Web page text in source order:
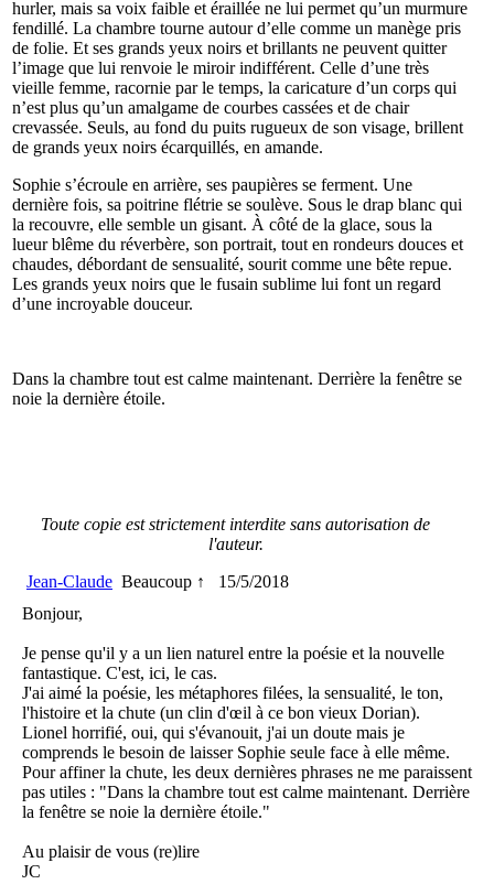
hurler, mais sa voix faible et éraillée ne lui permet qu’un murmure
fendillé. La chambre tourne autour d’elle comme un manège pris
de folie. Et ses grands yeux noirs et brillants ne peuvent quitter
l’image que lui renvoie le miroir indifférent. Celle d’une très
vieille femme, racornie par le temps, la caricature d’un corps qui
n’est plus qu’un amalgame de courbes cassées et de chair
crevassée. Seuls, au fond du puits rugueux de son visage, brillent
de grands yeux noirs écarquillés, en amande.
Sophie s’écroule en arrière, ses paupières se ferment. Une
dernière fois, sa poitrine flétrie se soulève. Sous le drap blanc qui
la recouvre, elle semble un gisant. À côté de la glace, sous la
lueur blême du réverbère, son portrait, tout en rondeurs douces et
chaudes, débordant de sensualité, sourit comme une bête repue.
Les grands yeux noirs que le fusain sublime lui font un regard
d’une incroyable douceur.
Dans la chambre tout est calme maintenant. Derrière la fenêtre se
noie la dernière étoile.
Toute copie est strictement interdite sans autorisation de
l'auteur.
Jean-Claude Beaucoup ↑
15/5/2018
Bonjour,
Je pense qu'il y a un lien naturel entre la poésie et la nouvelle
fantastique. C'est, ici, le cas.
J'ai aimé la poésie, les métaphores filées, la sensualité, le ton,
l'histoire et la chute (un clin d'œil à ce bon vieux Dorian).
Lionel horrifié, oui, qui s'évanouit, j'ai un doute mais je
comprends le besoin de laisser Sophie seule face à elle même.
Pour affiner la chute, les deux dernières phrases ne me paraissent
pas utiles : "Dans la chambre tout est calme maintenant. Derrière
la fenêtre se noie la dernière étoile."
Au plaisir de vous (re)lire
JC